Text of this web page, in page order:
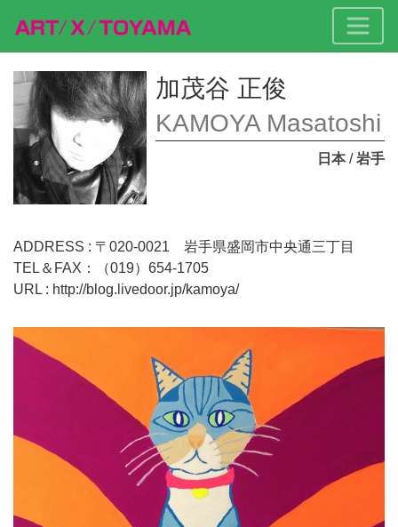
加茂谷 正俊
KAMOYA Masatoshi
日本/岩手
ADDRESS : 〒020-0021 岩手県盛岡市中央通三丁目
TEL＆FAX：（019）654-1705
URL : http://blog.livedoor.jp/kamoya/